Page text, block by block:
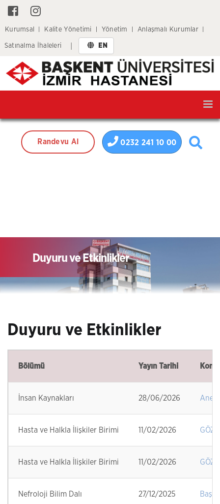
Kurumsal Kalite Yönetimi Yönetim Anlaşmalı Kurumlar
Satınalma İhaleleri EN
Randevu Al 0232 241 10 00
Duyuru ve Etkinlikler
Duyuru ve Etkinlikler
Bölümü Yayın Tarihi Konu
İnsan Kaynakları 28/06/2026
Hasta ve Halkla İlişkiler Birimi 11/02/2026 GÖZ
Hasta ve Halkla İlişkiler Birimi 11/02/2026 GÖZ
Nefroloji Bilim Dalı 27/12/2025